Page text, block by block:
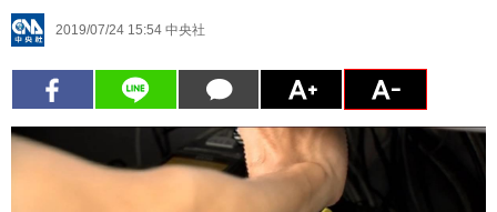
2019/07/24 15:54 中央社